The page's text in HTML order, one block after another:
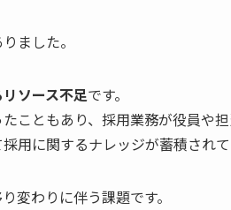
ました。
ソース不足です。
こともあり、採用業務が役員や
用に関するナレッジが蓄積され
変わりに伴う課題です。